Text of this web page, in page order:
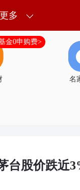
更多
金0申购费>
名
台股价跌近